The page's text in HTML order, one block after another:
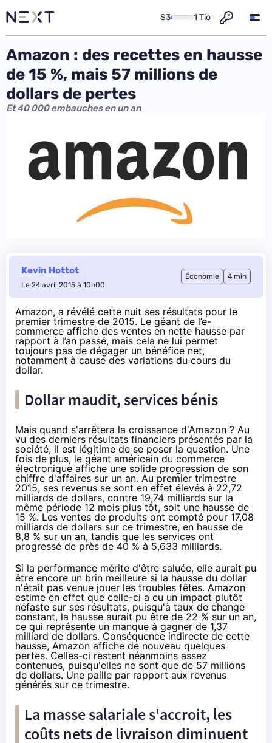
S3 1 Tio
Amazon : des recettes en hausse
de 15 %, mais 57 millions de
dollars de pertes
Et 40 000 embauches en un an
Kevin Hottot
Le 24 avril 2015 à 10h00
Économie 4 min
Amazon, a révélé cette nuit ses résultats pour le
premier trimestre de 2015. Le géant de l’e-
commerce affiche des ventes en nette hausse par
rapport à l’an passé, mais cela ne lui permet
toujours pas de dégager un bénéfice net,
notamment à cause des variations du cours du
dollar.
Dollar maudit, services bénis
Mais quand s'arrêtera la croissance d'Amazon ? Au
vu des derniers résultats financiers présentés par la
société, il est légitime de se poser la question. Une
fois de plus, le géant américain du commerce
électronique affiche une solide progression de son
chiffre d'affaires sur un an. Au premier trimestre
2015, ses revenus se sont en effet élevés à 22,72
milliards de dollars, contre 19,74 milliards sur la
même période 12 mois plus tôt, soit une hausse de
15 %. Les ventes de produits ont compté pour 17,08
milliards de dollars sur ce trimestre, en hausse de
8,8 % sur un an, tandis que les services ont
progressé de près de 40 % à 5,633 milliards.
Si la performance mérite d'être saluée, elle aurait pu
être encore un brin meilleure si la hausse du dollar
n'était pas venue jouer les troubles fêtes. Amazon
estime en effet que celle-ci a eu un impact plutôt
néfaste sur ses résultats, puisqu'à taux de change
constant, la hausse aurait pu être de 22 % sur un an,
ce qui représente un manque à gagner de 1,37
milliard de dollars. Conséquence indirecte de cette
hausse, Amazon affiche de nouveau quelques
pertes. Celles-ci restent néanmoins assez
contenues, puisqu'elles ne sont que de 57 millions
de dollars. Une paille par rapport aux revenus
générés sur ce trimestre.
La masse salariale s'accroit, les
coûts nets de livraison diminuent